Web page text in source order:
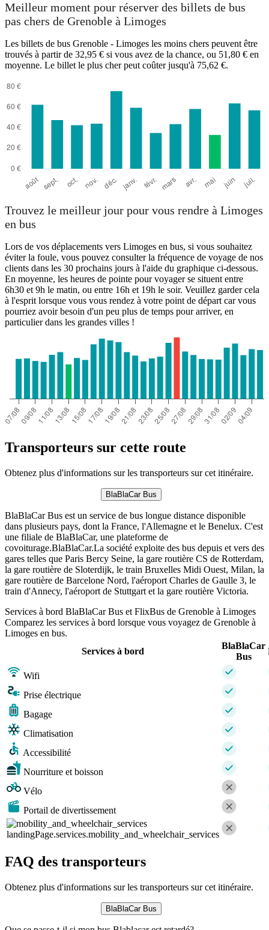
Meilleur moment pour réserver des billets de bus
pas chers de Grenoble à Limoges
Les billets de bus Grenoble - Limoges les moins chers peuvent être
trouvés à partir de 32,95 € si vous avez de la chance, ou 51,80 € en
moyenne. Le billet le plus cher peut coûter jusqu'à 75,62 €.
Trouvez le meilleur jour pour vous rendre à Limoges
en bus
Lors de vos déplacements vers Limoges en bus, si vous souhaitez
éviter la foule, vous pouvez consulter la fréquence de voyage de nos
clients dans les 30 prochains jours à l'aide du graphique ci-dessous.
En moyenne, les heures de pointe pour voyager se situent entre
6h30 et 9h le matin, ou entre 16h et 19h le soir. Veuillez garder cela
à l'esprit lorsque vous vous rendez à votre point de départ car vous
pourriez avoir besoin d'un peu plus de temps pour arriver, en
particulier dans les grandes villes !
Transporteurs sur cette route
Obtenez plus d'informations sur les transporteurs sur cet itinéraire.
BlaBlaCar Bus
BlaBlaCar Bus est un service de bus longue distance disponible
dans plusieurs pays, dont la France, l'Allemagne et le Benelux. C'est
une filiale de BlaBlaCar, une plateforme de
covoiturage.BlaBlaCar.La société exploite des bus depuis et vers des
gares telles que Paris Bercy Seine, la gare routière CS de Rotterdam,
la gare routière de Sloterdijk, le train Bruxelles Midi Ouest, Milan, la
gare routière de Barcelone Nord, l'aéroport Charles de Gaulle 3, le
train d'Annecy, l'aéroport de Stuttgart et la gare routière Victoria.
Services à bord BlaBlaCar Bus et FlixBus de Grenoble à Limoges
Comparez les services à bord lorsque vous voyagez de Grenoble à
Limoges en bus.
Services à bord
BlaBlaCar
Bus
Wifi
Prise électrique
Bagage
Climatisation
Accessibilité
Nourriture et boisson
Vélo
Portail de divertissement
landingPage.services.mobility_and_wheelchair_services
FAQ des transporteurs
Obtenez plus d'informations sur les transporteurs sur cet itinéraire.
BlaBlaCar Bus